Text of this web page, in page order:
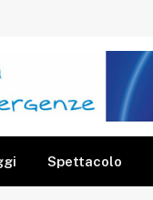
Spettacolo